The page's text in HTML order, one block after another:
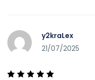
y2kraLex
21/07/2025